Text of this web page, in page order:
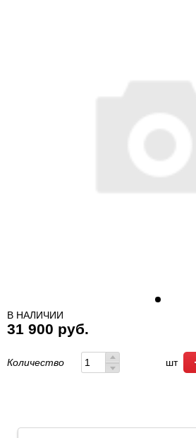
В НАЛИЧИИ
31 900 руб.
Количество шт